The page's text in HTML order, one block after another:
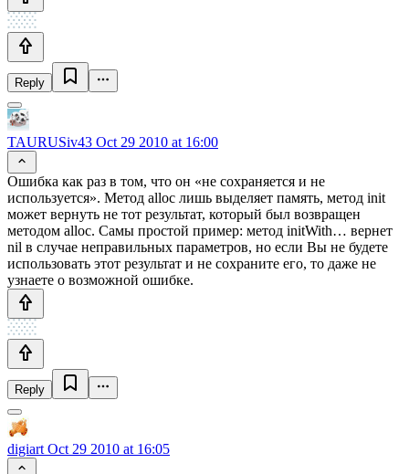
Reply
TAURUSiv43 Oct 29 2010 at 16:00
Ошибка как раз в том, что он «не сохраняется и не
используется». Метод alloc лишь выделяет память, метод init
может вернуть не тот результат, который был возвращен
методом alloc. Самы простой пример: метод initWith… вернет
nil в случае неправильных параметров, но если Вы не будете
использовать этот результат и не сохраните его, то даже не
узнаете о возможной ошибке.
Reply
digiart Oct 29 2010 at 16:05